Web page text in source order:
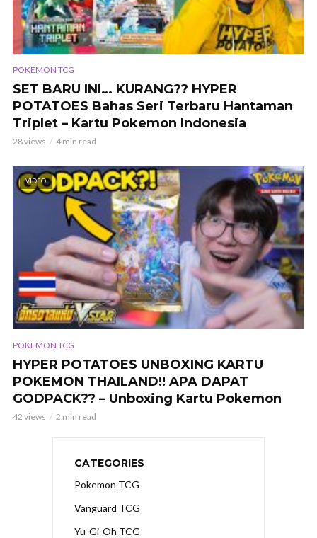
POKEMON TCG
SET BARU INI… KURANG?? HYPER
POTATOES Bahas Seri Terbaru Hantaman
Triplet – Kartu Pokemon Indonesia
28 views 4 min read
VIDEO
POKEMON TCG
HYPER POTATOES UNBOXING KARTU
POKEMON THAILAND!! APA DAPAT
GODPACK?? – Unboxing Kartu Pokemon
42 views 2 min read
CATEGORIES
Pokemon TCG
Vanguard TCG
Yu-Gi-Oh TCG